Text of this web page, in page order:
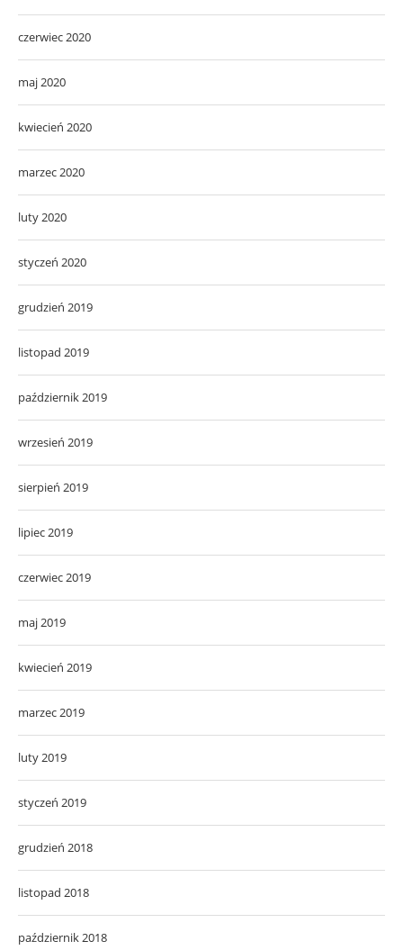
czerwiec 2020
maj 2020
kwiecień 2020
marzec 2020
luty 2020
styczeń 2020
grudzień 2019
listopad 2019
październik 2019
wrzesień 2019
sierpień 2019
lipiec 2019
czerwiec 2019
maj 2019
kwiecień 2019
marzec 2019
luty 2019
styczeń 2019
grudzień 2018
listopad 2018
październik 2018